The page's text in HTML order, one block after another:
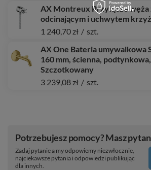
AX Montreux Przyłącze
odcinającym i uchwytem
1 240,70 zł / szt.
AX One Bateria umywalkowa
160 mm, ścienna,
Szczotkowany
3 239,08 zł / szt.
Potrzebujesz pomocy? Masz
Zadaj pytanie a my odpowiemy niezwłocznie,
najciekawsze pytania i odpowiedzi publikując
dla innych.